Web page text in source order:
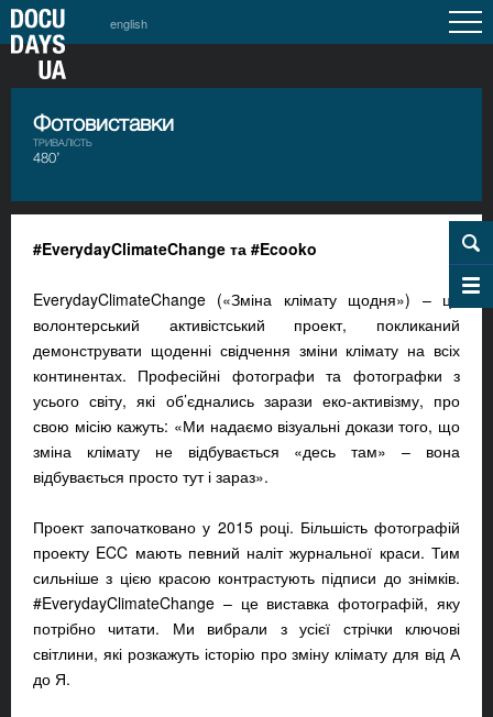
english
Фотовиставки
ТРИВАЛІСТЬ
480’
#EverydayClimateChange та #Ecooko
EverydayClimateChange («Зміна клімату щодня») – це
волонтерський активістський проект, покликаний
демонструвати щоденні свідчення зміни клімату на всіх
континентах. Професійні фотографи та фотографки з
усього світу, які об’єднались зарази еко-активізму, про
свою місію кажуть: «Ми надаємо візуальні докази того, що
зміна клімату не відбувається «десь там» – вона
відбувається просто тут і зараз».
Проект започатковано у 2015 році. Більшість фотографій
проекту ECC мають певний наліт журнальної краси. Тим
сильніше з цією красою контрастують підписи до знімків.
#EverydayClimateChange – це виставка фотографій, яку
потрібно читати. Ми вибрали з усієї стрічки ключові
світлини, які розкажуть історію про зміну клімату для від А
до Я.